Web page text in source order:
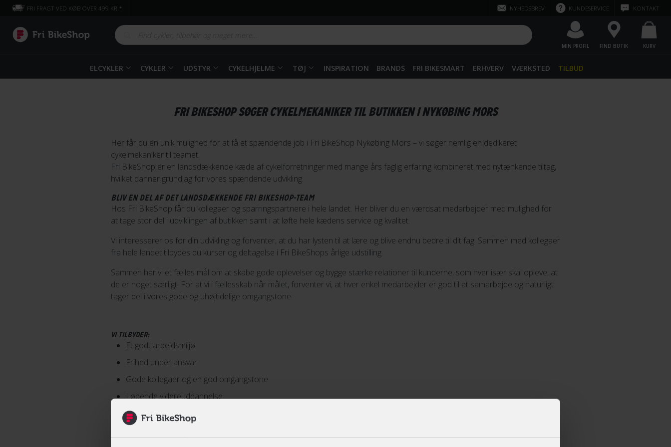
FRI FRAGT VED KØB OVER 499 KR.* NYHEDSBREV KUNDESERVICE KONTAKT
MIN PROFIL FIND BUTIK KURV
ELCYKLER CYKLER UDSTYR CYKELHJELME TØJ INSPIRATION BRANDS FRI BIKESMART ERHVERV VÆRKSTED TILBUD
FRI BIKESHOP SØGER CYKELMEKANIKER TIL BUTIKKEN I NYKØBING MORS
Her får du en unik mulighed for at få et spændende job i Fri BikeShop Nykøbing Mors – vi søger nemlig en dedikeret
cykelmekaniker til teamet.
Fri BikeShop er en landsdækkende kæde af cykelforretninger med mange års faglig erfaring kombineret med nytænkende tiltag,
hvilket danner grundlag for vores spændende udvikling.
BLIV EN DEL AF DET LANDSDÆKKENDE FRI BIKESHOP-TEAM
Hos Fri BikeShop får du kollegaer og sparringspartnere i hele landet. Her bliver du en værdsat medarbejder med mulighed for
at tage stor del i udviklingen af butikken samt i at løfte hele kædens service og kvalitet.
Vi interesserer os for din udvikling og forventer, at du har lysten til at lære og blive endnu bedre til dit fag. Sammen med kollegaer
fra hele landet tilbydes du kurser og deltagelse i Fri BikeShops årlige udstilling.
Sammen har vi et fælles mål om at skabe gode oplevelser og bygge stærke relationer til kunderne, som hver især skal opleve, at
de er noget særligt. For at vi i fællesskab når målet, forventer vi, at hver enkel medarbejder er god til at samarbejde og naturligt
tager del i vores gode og uhøjtidelige omgangstone.
VI TILBYDER:
Et godt arbejdsmiljø
Frihed under ansvar
Gode kollegaer og en god omgangstone
Løbende videreuddannelse
Deltagelse i årlig udstilling